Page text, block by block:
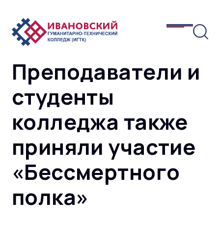
Преподаватели и
студенты
колледжа также
приняли участие
«Бессмертного
полка»